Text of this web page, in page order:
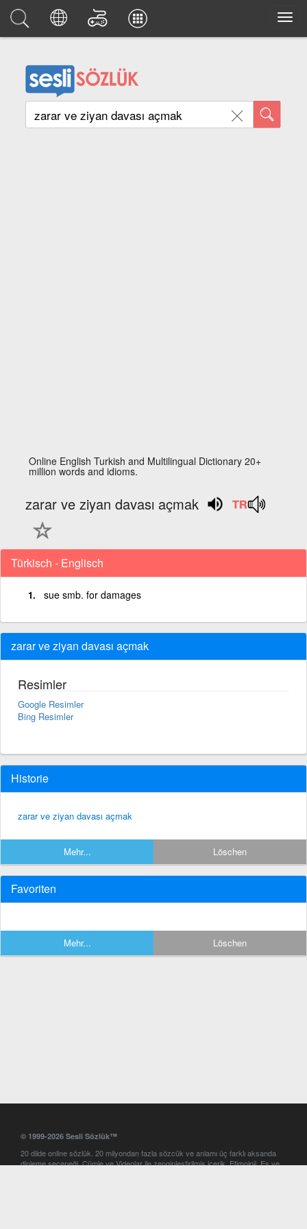
Online English Turkish and Multilingual Dictionary 20+
million words and idioms.
zarar ve ziyan davası açmak
Türkisch - Englisch
sue smb. for damages
zarar ve ziyan davası açmak
Resimler
Google Resimler
Bing Resimler
Historie
zarar ve ziyan davası açmak
Mehr... Löschen
Favoriten
Mehr... Löschen
© 1999-2026 Sesli Sözlük™
20 dilde online sözlük. 20 milyondan fazla sözcük ve anlamı üç farklı aksanda
dinleme seçeneği. Cümle ve Videolar ile zenginleştirilmiş içerik. Etimoloji, Eş ve